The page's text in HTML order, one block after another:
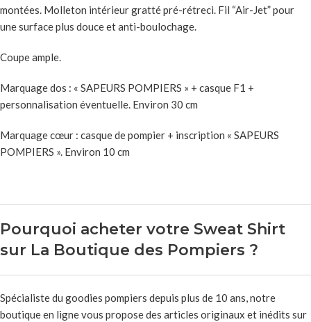
montées. Molleton intérieur gratté pré-rétreci. Fil “Air-Jet” pour
une surface plus douce et anti-boulochage.
Coupe ample.
Marquage dos : « SAPEURS POMPIERS » + casque F1 +
personnalisation éventuelle. Environ 30 cm
Marquage cœur : casque de pompier + inscription « SAPEURS
POMPIERS ». Environ 10 cm
Pourquoi acheter votre Sweat Shirt
sur La Boutique des Pompiers ?
Spécialiste du goodies pompiers depuis plus de 10 ans, notre
boutique en ligne vous propose des articles originaux et inédits sur